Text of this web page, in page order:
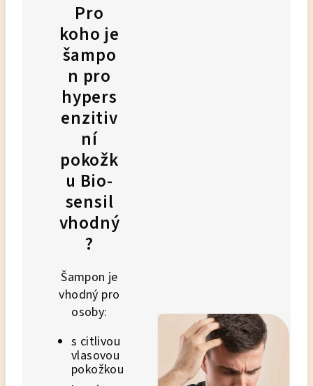
Pro
koho je
šampo
n pro
hypers
enzitiv
ní
pokožk
u Bio-
sensil
vhodný
?
Šampon je
vhodný pro
osoby:
s citlivou
vlasovou
pokožkou